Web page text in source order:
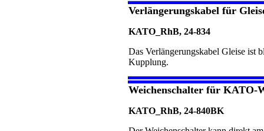
Verlängerungskabel für
KATO_RhB, 24-834
Das Verlängerungskabel Gleise ist
Kupplung.
Weichenschalter für KATO-
KATO_RhB, 24-840BK